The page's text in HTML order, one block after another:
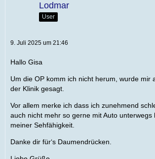
Lodmar
User
9. Juli 2025 um 21:46
Hallo Gisa
Um die OP komm ich nicht herum, wurde mir
der Klinik gesagt.
Vor allem merke ich dass ich zunehmend
auch nicht mehr so gerne mit Auto unterwegs
meiner Sehfähigkeit.
Danke dir für‘s Daumendrücken.